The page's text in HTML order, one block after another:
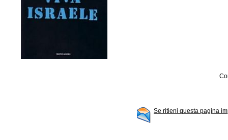
Se ritieni questa pagina